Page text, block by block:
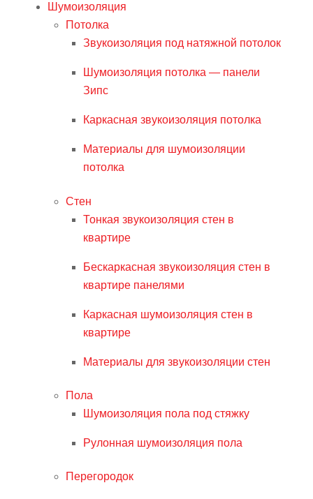
Шумоизоляция
Потолка
Звукоизоляция под натяжной потолок
Шумоизоляция потолка — панели
Зипс
Каркасная звукоизоляция потолка
Материалы для шумоизоляции
потолка
Стен
Тонкая звукоизоляция стен в
квартире
Бескаркасная звукоизоляция стен в
квартире панелями
Каркасная шумоизоляция стен в
квартире
Материалы для звукоизоляции стен
Пола
Шумоизоляция пола под стяжку
Рулонная шумоизоляция пола
Перегородок